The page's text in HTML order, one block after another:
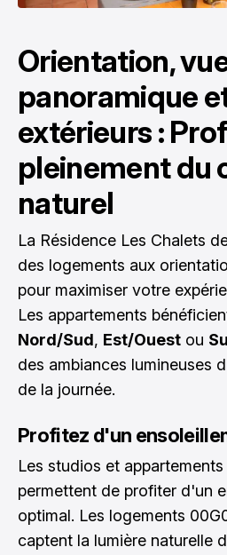
Orientation,
panoramique
extérieurs :
pleinement du
naturel
La Résidence Les Chalets
des logements aux
pour maximiser votre
Les appartements
Nord/Sud, Est/Ouest ou
des ambiances lumineuses
de la journée.
Profitez d'un
Les studios et
permettent de profiter d'un
optimal. Les logements
captent la lumière naturelle